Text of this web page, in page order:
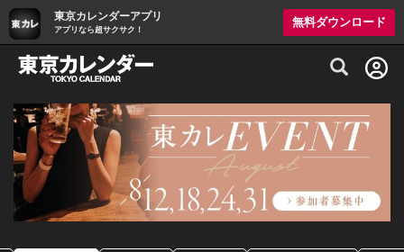
東京カレンダーアプリ
アプリなら超サクサク！
無料ダウンロード
グルメ情報・プレミアムレストラン予約